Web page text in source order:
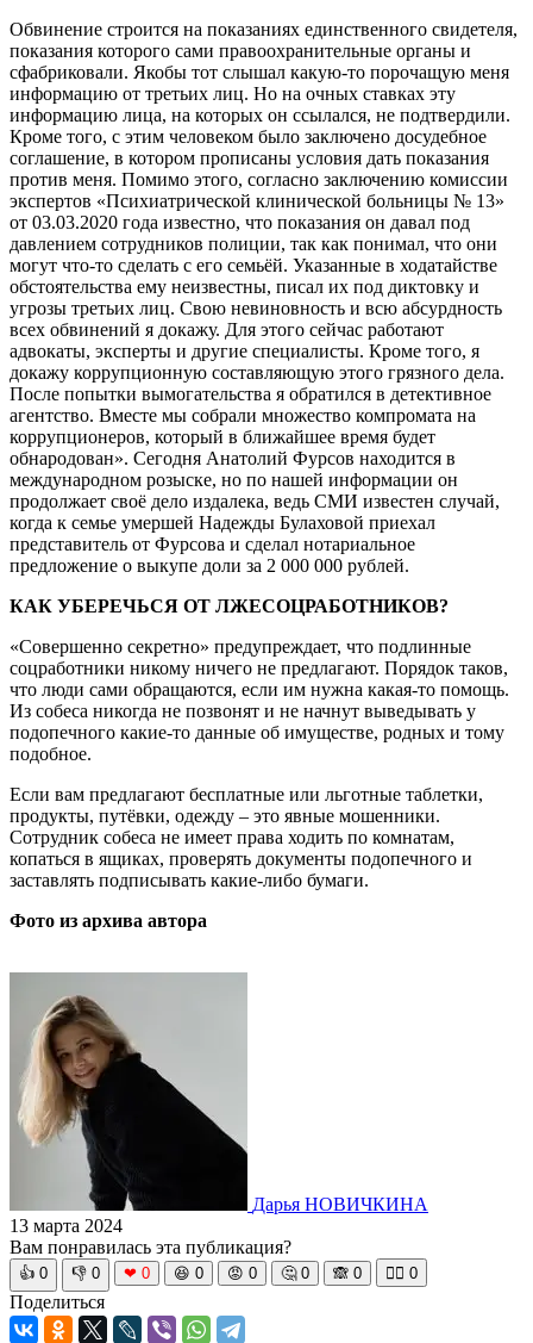
Обвинение строится на показаниях единственного свидетеля,
показания которого сами правоохранительные органы и
сфабриковали. Якобы тот слышал какую-то порочащую меня
информацию от третьих лиц. Но на очных ставках эту
информацию лица, на которых он ссылался, не подтвердили.
Кроме того, с этим человеком было заключено досудебное
соглашение, в котором прописаны условия дать показания
против меня. Помимо этого, согласно заключению комиссии
экспертов «Психиатрической клинической больницы № 13»
от 03.03.2020 года известно, что показания он давал под
давлением сотрудников полиции, так как понимал, что они
могут что-то сделать с его семьёй. Указанные в ходатайстве
обстоятельства ему неизвестны, писал их под диктовку и
угрозы третьих лиц. Свою невиновность и всю абсурдность
всех обвинений я докажу. Для этого сейчас работают
адвокаты, эксперты и другие специалисты. Кроме того, я
докажу коррупционную составляющую этого грязного дела.
После попытки вымогательства я обратился в детективное
агентство. Вместе мы собрали множество компромата на
коррупционеров, который в ближайшее время будет
обнародован». Сегодня Анатолий Фурсов находится в
международном розыске, но по нашей информации он
продолжает своё дело издалека, ведь СМИ известен случай,
когда к семье умершей Надежды Булаховой приехал
представитель от Фурсова и сделал нотариальное
предложение о выкупе доли за 2 000 000 рублей.
КАК УБЕРЕЧЬСЯ ОТ ЛЖЕСОЦРАБОТНИКОВ?
«Совершенно секретно» предупреждает, что подлинные
соцработники никому ничего не предлагают. Порядок таков,
что люди сами обращаются, если им нужна какая-то помощь.
Из собеса никогда не позвонят и не начнут выведывать у
подопечного какие-то данные об имуществе, родных и тому
подобное.
Если вам предлагают бесплатные или льготные таблетки,
продукты, путёвки, одежду – это явные мошенники.
Сотрудник собеса не имеет права ходить по комнатам,
копаться в ящиках, проверять документы подопечного и
заставлять подписывать какие-либо бумаги.
Фото из архива автора
Дарья НОВИЧКИНА
13 марта 2024
Вам понравилась эта публикация?
👍 0 👎 0 ❤ 0 😆 0 😡 0 🤔 0 🙈 0 🧘‍♀️ 0
Поделиться